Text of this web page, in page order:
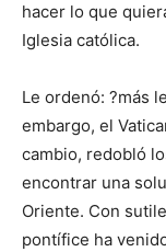
hacer lo que
Iglesia católica.
Le ordenó: ?más
embargo, el
cambio, redobló
encontrar una
Oriente. Con
pontífice ha